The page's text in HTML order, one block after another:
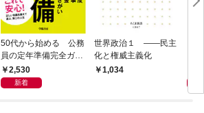
50代から始める 公務
員の定年準備完全ガイ
ド2,530
新着
世界政治１ ――民主
化と権威主義化
1,034